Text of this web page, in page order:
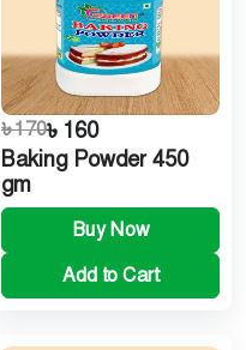
৳ 170৳ 160
Baking Powder 450
gm
Buy Now
Add to Cart